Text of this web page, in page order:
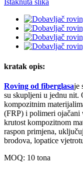
kratak opis:
Roving od fiberglasaje
su skupljeni u jednu nit.
kompozitnim
(FRP) i polimeri ojačani
krutost kompozitnom
raspon primjena,
brodova, lopatice
MOQ: 10 tona